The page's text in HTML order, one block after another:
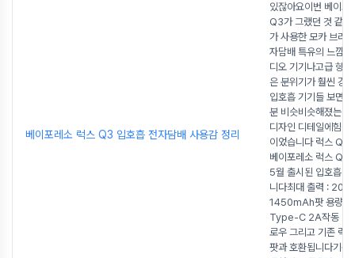
베이포레소 럭스 Q3 입호흡 전자담배 사용감 정리
있잖아요이번 베이포
Q3가 그랬던 것 같아
가 사용한 모카 브라
자담배 특유의 느낌
디오 기기나고급 향
은 분위기가 훨씬 강
입호흡 기기들 보면
분 비슷비슷해졌는데
디자인 디테일에힘을
이었습니다 럭스 Q3
베이포레소 럭스
5월 출시된 입호흡
니다최대 출력 : 20W
1450mAh팟 용량 :
Type-C 2A작동 방
로우 그리고 기존 럭
팟과 호환됩니다기존